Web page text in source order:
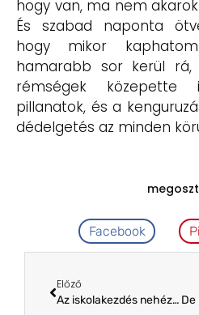
hogy van, ma nem
És szabad naponta
hogy mikor
hamarabb sor kerül
rémségek
pillanatok, és a
dédelgetés az minden
Facebook
Előző
Az iskolakezdés nehézségei – egy fél év távlatából